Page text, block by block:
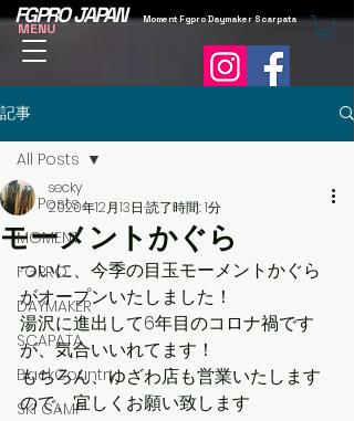
MENU
FGPRO JAPAN Moment Fgpro Daymaker Scarpata
記事
All Posts
MOMENT
FGPRO
DAYMAKER
SCAPATA
BackCountry
SKI CAMP
All Posts
モーメントかぐら
secky
2020年12月13日 読了時間: 1分
ついに、今季の目玉モーメントかぐら
がオープンいたしました！
湯沢に進出して6年目のコロナ禍です
が、気合いいれてます！
もちろん、ゆざわ店も営業いたします
ので、宜しくお願い致します